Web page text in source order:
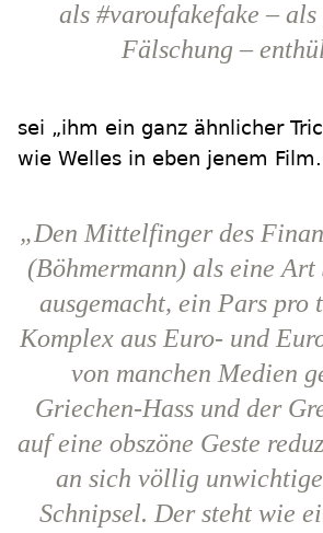
als #varoufakefake –
Fälschung –
sei „ihm ein ganz ähnlicher
wie Welles in eben jenem Film.
„Den Mittelfinger des
(Böhmermann) als eine Art
ausgemacht, ein Pars pro
Komplex aus Euro- und
von manchen Medien
Griechen-Hass und der
auf eine obszöne Geste
an sich völlig
Schnipsel. Der steht wie